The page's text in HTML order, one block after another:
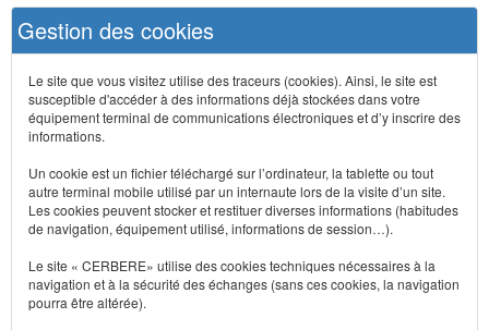
Gestion des cookies
Le site que vous visitez utilise des traceurs (cookies). Ainsi, le site est
susceptible d'accéder à des informations déjà stockées dans votre
équipement terminal de communications électroniques et d’y inscrire des
informations.
Un cookie est un fichier téléchargé sur l’ordinateur, la tablette ou tout
autre terminal mobile utilisé par un internaute lors de la visite d’un site.
Les cookies peuvent stocker et restituer diverses informations (habitudes
de navigation, équipement utilisé, informations de session…).
Le site « CERBERE» utilise des cookies techniques nécessaires à la
navigation et à la sécurité des échanges (sans ces cookies, la navigation
pourra être altérée).